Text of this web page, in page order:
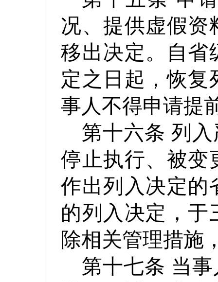
况、提供虚假资
移出决定。自省
定之日起，恢复
事人不得申请提
第十六条 列
停止执行、被变
作出列入决定的
的列入决定，于
除相关管理措施
第十七条 当